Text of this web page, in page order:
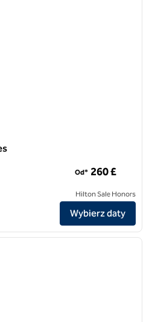
London St. James
Od* 260 £
Hilton Sale Honors
Wybierz daty
1/12